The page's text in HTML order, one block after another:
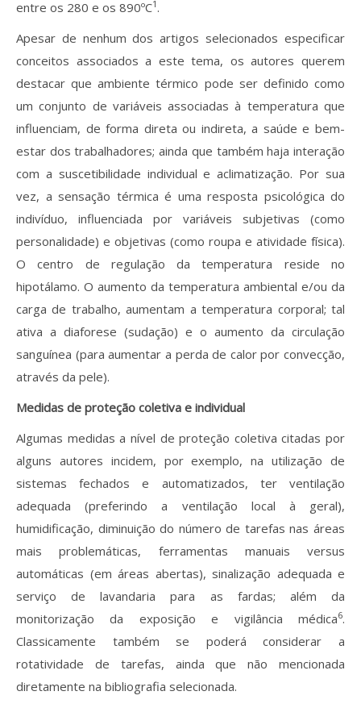
entre os 280 e os 890ºC1.
Apesar de nenhum dos artigos selecionados especificar
conceitos associados a este tema, os autores querem
destacar que ambiente térmico pode ser definido como
um conjunto de variáveis associadas à temperatura que
influenciam, de forma direta ou indireta, a saúde e bem-
estar dos trabalhadores; ainda que também haja interação
com a suscetibilidade individual e aclimatização. Por sua
vez, a sensação térmica é uma resposta psicológica do
indivíduo, influenciada por variáveis subjetivas (como
personalidade) e objetivas (como roupa e atividade física).
O centro de regulação da temperatura reside no
hipotálamo. O aumento da temperatura ambiental e/ou da
carga de trabalho, aumentam a temperatura corporal; tal
ativa a diaforese (sudação) e o aumento da circulação
sanguínea (para aumentar a perda de calor por convecção,
através da pele).
Medidas de proteção coletiva e individual
Algumas medidas a nível de proteção coletiva citadas por
alguns autores incidem, por exemplo, na utilização de
sistemas fechados e automatizados, ter ventilação
adequada (preferindo a ventilação local à geral),
humidificação, diminuição do número de tarefas nas áreas
mais problemáticas, ferramentas manuais versus
automáticas (em áreas abertas), sinalização adequada e
serviço de lavandaria para as fardas; além da
monitorização da exposição e vigilância médica6.
Classicamente também se poderá considerar a
rotatividade de tarefas, ainda que não mencionada
diretamente na bibliografia selecionada.